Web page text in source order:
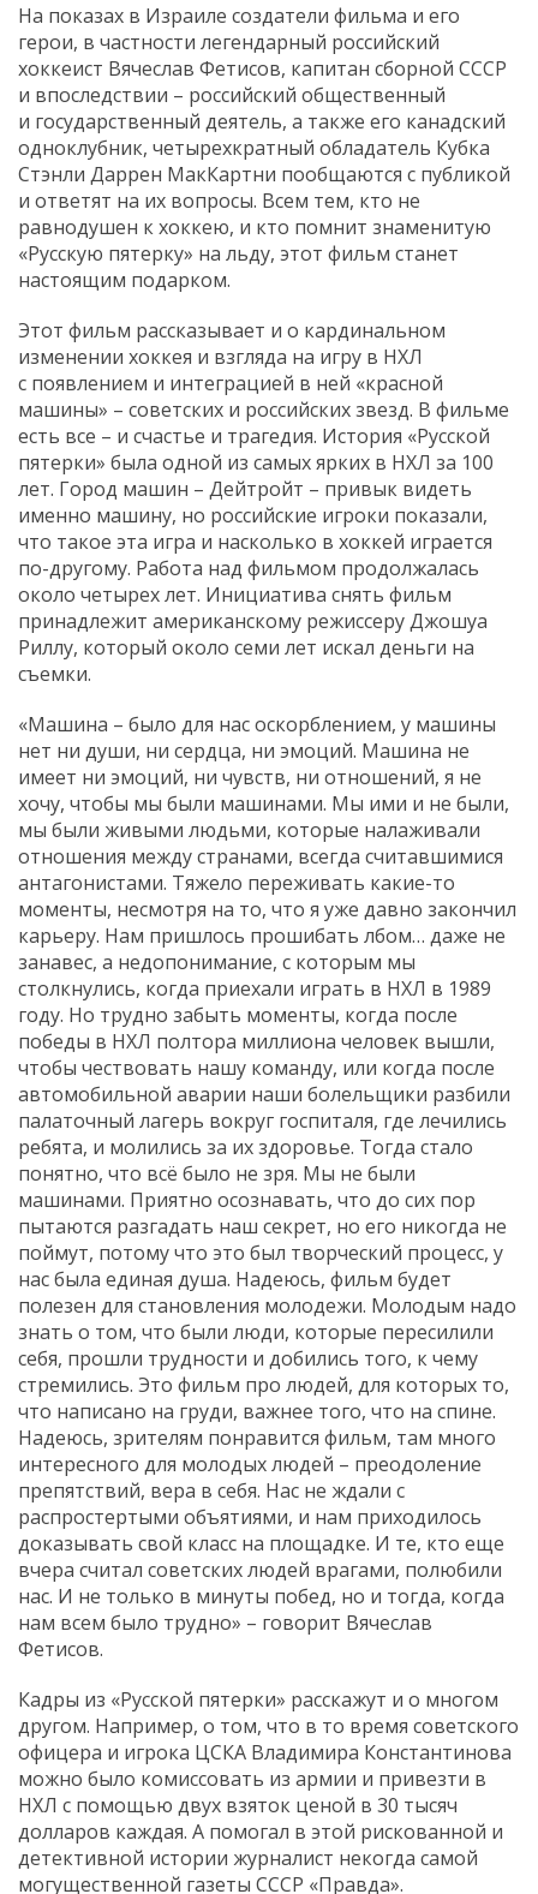
На показах в Израиле создатели фильма и его
герои, в частности легендарный российский
хоккеист Вячеслав Фетисов, капитан сборной СССР
и впоследствии – российский общественный
и государственный деятель, а также его канадский
одноклубник, четырехкратный обладатель Кубка
Стэнли Даррен МакКартни пообщаются с публикой
и ответят на их вопросы. Всем тем, кто не
равнодушен к хоккею, и кто помнит знаменитую
«Русскую пятерку» на льду, этот фильм станет
настоящим подарком.
Этот фильм рассказывает и о кардинальном
изменении хоккея и взгляда на игру в НХЛ
с появлением и интеграцией в ней «красной
машины» – советских и российских звезд. В фильме
есть все – и счастье и трагедия. История «Русской
пятерки» была одной из самых ярких в НХЛ за 100
лет. Город машин – Дейтройт – привык видеть
именно машину, но российские игроки показали,
что такое эта игра и насколько в хоккей играется
по-другому. Работа над фильмом продолжалась
около четырех лет. Инициатива снять фильм
принадлежит американскому режиссеру Джошуа
Риллу, который около семи лет искал деньги на
съемки.
«Машина – было для нас оскорблением, у машины
нет ни души, ни сердца, ни эмоций. Машина не
имеет ни эмоций, ни чувств, ни отношений, я не
хочу, чтобы мы были машинами. Мы ими и не были,
мы были живыми людьми, которые налаживали
отношения между странами, всегда считавшимися
антагонистами. Тяжело переживать какие-то
моменты, несмотря на то, что я уже давно закончил
карьеру. Нам пришлось прошибать лбом… даже не
занавес, а недопонимание, с которым мы
столкнулись, когда приехали играть в НХЛ в 1989
году. Но трудно забыть моменты, когда после
победы в НХЛ полтора миллиона человек вышли,
чтобы чествовать нашу команду, или когда после
автомобильной аварии наши болельщики разбили
палаточный лагерь вокруг госпиталя, где лечились
ребята, и молились за их здоровье. Тогда стало
понятно, что всё было не зря. Мы не были
машинами. Приятно осознавать, что до сих пор
пытаются разгадать наш секрет, но его никогда не
поймут, потому что это был творческий процесс, у
нас была единая душа. Надеюсь, фильм будет
полезен для становления молодежи. Молодым надо
знать о том, что были люди, которые пересилили
себя, прошли трудности и добились того, к чему
стремились. Это фильм про людей, для которых то,
что написано на груди, важнее того, что на спине.
Надеюсь, зрителям понравится фильм, там много
интересного для молодых людей – преодоление
препятствий, вера в себя. Нас не ждали с
распростертыми объятиями, и нам приходилось
доказывать свой класс на площадке. И те, кто еще
вчера считал советских людей врагами, полюбили
нас. И не только в минуты побед, но и тогда, когда
нам всем было трудно» – говорит Вячеслав
Фетисов.
Кадры из «Русской пятерки» расскажут и о многом
другом. Например, о том, что в то время советского
офицера и игрока ЦСКА Владимира Константинова
можно было комиссовать из армии и привезти в
НХЛ с помощью двух взяток ценой в 30 тысяч
долларов каждая. А помогал в этой рискованной и
детективной истории журналист некогда самой
могущественной газеты СССР «Правда».